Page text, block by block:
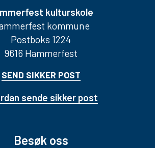
kulturskole
kommune
Postboks 1224
9616 Hammerfest
SEND SIKKER POST
sende sikker post
Besøk oss